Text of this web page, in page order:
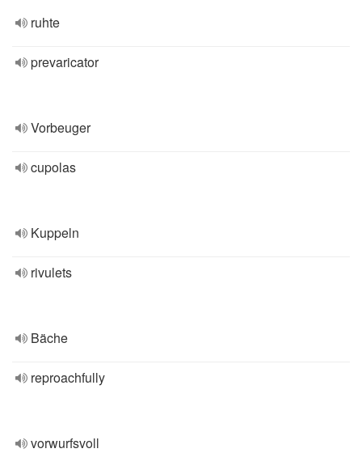
ruhte
prevaricator
Vorbeuger
cupolas
Kuppeln
rivulets
Bäche
reproachfully
vorwurfsvoll